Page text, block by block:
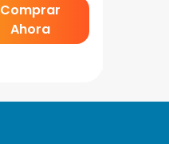
Comprar
Ahora